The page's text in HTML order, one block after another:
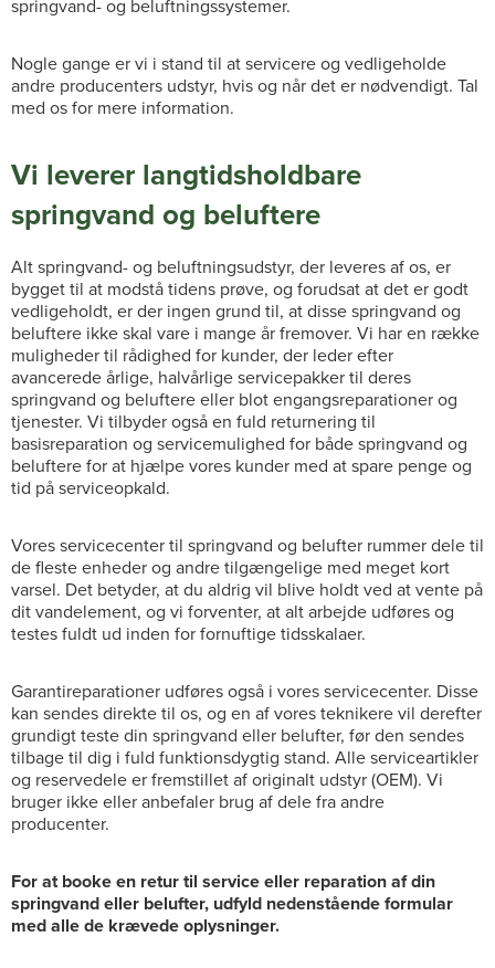
springvand- og beluftningssystemer.
Nogle gange er vi i stand til at servicere og vedligeholde
andre producenters udstyr, hvis og når det er nødvendigt. Tal
med os for mere information.
Vi leverer langtidsholdbare
springvand og beluftere
Alt springvand- og beluftningsudstyr, der leveres af os, er
bygget til at modstå tidens prøve, og forudsat at det er godt
vedligeholdt, er der ingen grund til, at disse springvand og
beluftere ikke skal vare i mange år fremover. Vi har en række
muligheder til rådighed for kunder, der leder efter
avancerede årlige, halvårlige servicepakker til deres
springvand og beluftere eller blot engangsreparationer og
tjenester. Vi tilbyder også en fuld returnering til
basisreparation og servicemulighed for både springvand og
beluftere for at hjælpe vores kunder med at spare penge og
tid på serviceopkald.
Vores servicecenter til springvand og belufter rummer dele til
de fleste enheder og andre tilgængelige med meget kort
varsel. Det betyder, at du aldrig vil blive holdt ved at vente på
dit vandelement, og vi forventer, at alt arbejde udføres og
testes fuldt ud inden for fornuftige tidsskalaer.
Garantireparationer udføres også i vores servicecenter. Disse
kan sendes direkte til os, og en af vores teknikere vil derefter
grundigt teste din springvand eller belufter, før den sendes
tilbage til dig i fuld funktionsdygtig stand. Alle serviceartikler
og reservedele er fremstillet af originalt udstyr (OEM). Vi
bruger ikke eller anbefaler brug af dele fra andre
producenter.
For at booke en retur til service eller reparation af din
springvand eller belufter, udfyld nedenstående formular
med alle de krævede oplysninger.